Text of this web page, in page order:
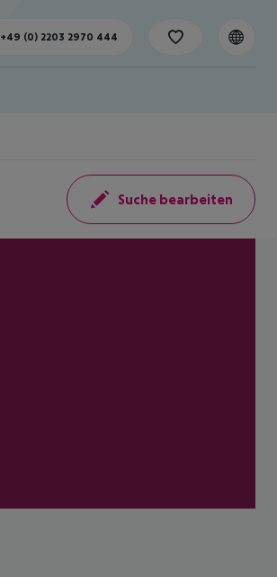
+49 (0) 2203 2970 444
Suche bearbeiten